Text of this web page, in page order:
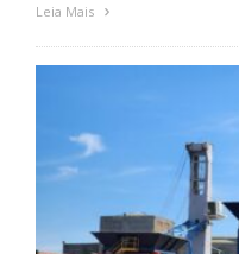
Leia Mais